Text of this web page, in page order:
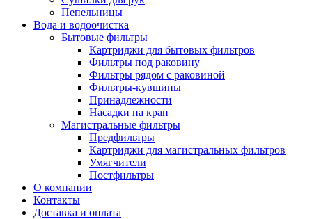
Пепельницы
Вода и водоочистка
Бытовые фильтры
Картриджи для бытовых фильтров
Фильтры под раковину
Фильтры рядом с раковиной
Фильтры-кувшины
Принадлежности
Насадки на кран
Магистральные фильтры
Предфильтры
Картриджи для магистральных фильтров
Умягчители
Постфильтры
О компании
Контакты
Доставка и оплата